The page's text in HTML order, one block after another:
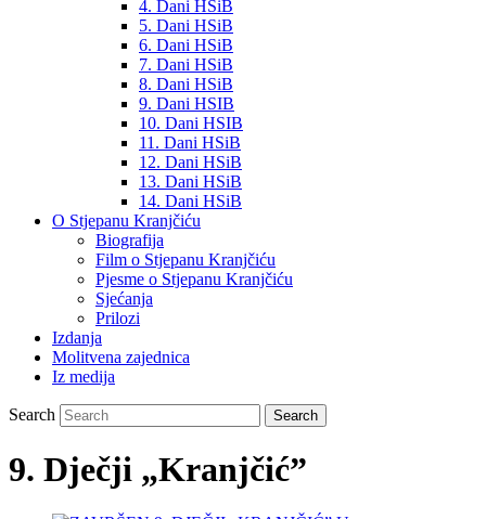
4. Dani HSiB
5. Dani HSiB
6. Dani HSiB
7. Dani HSiB
8. Dani HSiB
9. Dani HSIB
10. Dani HSIB
11. Dani HSiB
12. Dani HSiB
13. Dani HSiB
14. Dani HSiB
O Stjepanu Kranjčiću
Biografija
Film o Stjepanu Kranjčiću
Pjesme o Stjepanu Kranjčiću
Sjećanja
Prilozi
Izdanja
Molitvena zajednica
Iz medija
Search
9. Dječji „Kranjčić”